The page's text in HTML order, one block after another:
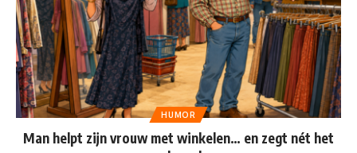
HUMOR
Man helpt zijn vrouw met winkelen… en zegt nét het